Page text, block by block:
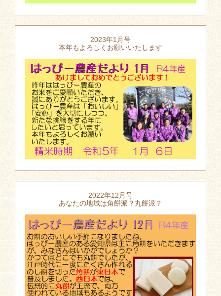
2023年1月号
本年もよろしくお願いいたします
2022年12月号
あなたの地域は角餅派？丸餅派？